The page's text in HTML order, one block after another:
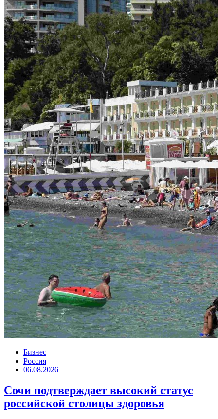
Бизнес
Россия
06.08.2026
Сочи подтверждает высокий статус
российской столицы здоровья